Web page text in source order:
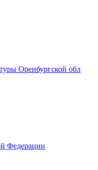
Оренбургской обл
Федерации